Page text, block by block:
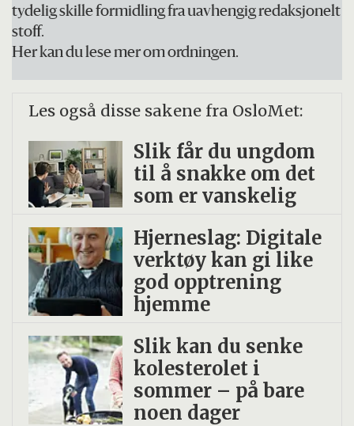
Mange leverandører skaper
hygiene fra Mattilsynet. Det kan gjøre
det utfordrende å kjøpe lokalt.
vanskeligere å garantere for små
leverandører.
Lokale leverandører er dyrere.
tydelig skille formidling fra uavhengig redaksjonelt
stoff.
Her kan du lese mer om ordningen.
Les også disse sakene fra OsloMet:
Slik får du ungdom
til å snakke om det
som er vanskelig
Hjerneslag: Digitale
verktøy kan gi like
god opptrening
hjemme
Slik kan du senke
kolesterolet i
sommer – på bare
noen dager